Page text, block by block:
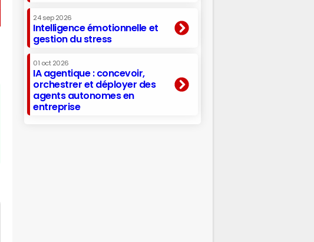
24 sep 2026
Intelligence émotionnelle et
gestion du stress
01 oct 2026
IA agentique : concevoir,
orchestrer et déployer des
agents autonomes en
entreprise